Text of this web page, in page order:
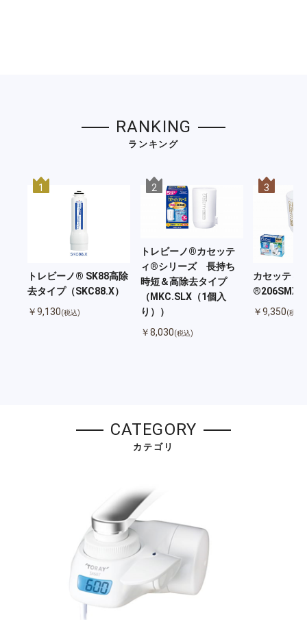
RANKING
ランキング
1
トレビーノ® SK88高除
去タイプ（SKC88.X）
￥9,130(税込)
2
トレビーノ®カセッテ
ィ®シリーズ 長持ち
時短＆高除去タイプ
（MKC.SLX（1個入
り））
￥8,030(税込)
3
カセッティ
®206SMX
￥9,350(税込)
CATEGORY
カテゴリ